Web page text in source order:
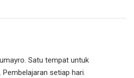
Satu tempat untuk
setiap hari.